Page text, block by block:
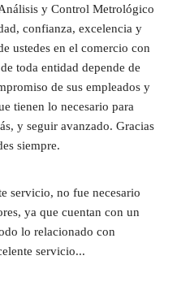
y Control Metrológico
confianza, excelencia y
ustedes en el comercio con
toda entidad depende de
de sus empleados y
tienen lo necesario para
y seguir avanzado. Gracias
siempre.
servicio, no fue necesario
ya que cuentan con un
lo relacionado con
servicio...